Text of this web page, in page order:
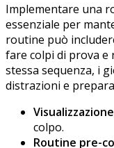
Implementare una
essenziale per
routine può
fare colpi di prova e
stessa sequenza, i
distrazioni e
colpo.
Routine pre-